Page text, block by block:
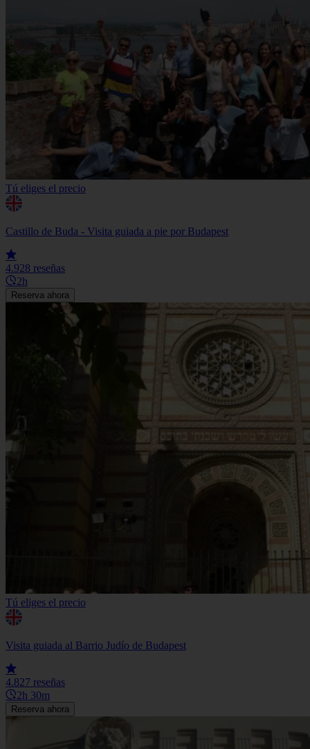
Tú eliges el precio
Castillo de Buda - Visita guiada a pie por Budapest
4.928 reseñas
2h
Reserva ahora
Tú eliges el precio
Visita guiada al Barrio Judío de Budapest
4.827 reseñas
2h 30m
Reserva ahora